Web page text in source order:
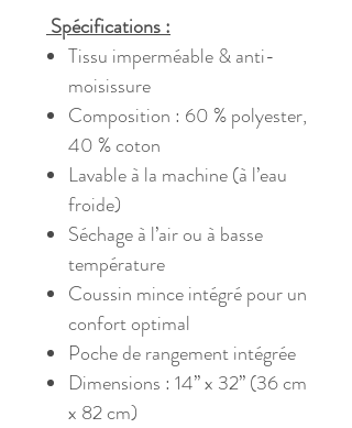
Spécifications :
Tissu imperméable & anti-
moisissure
Composition : 60 % polyester,
40 % coton
Lavable à la machine (à l’eau
froide)
Séchage à l’air ou à basse
température
Coussin mince intégré pour un
confort optimal
Poche de rangement intégrée
Dimensions : 14’’ x 32’’ (36 cm
x 82 cm)